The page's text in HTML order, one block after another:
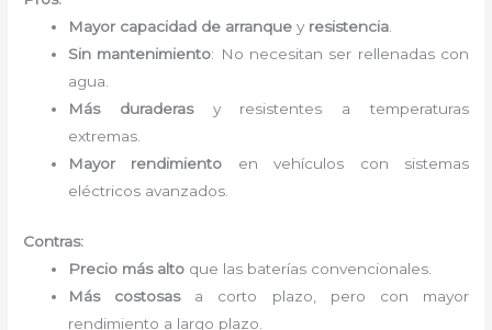
Mayor capacidad de arranque y resistencia.
Sin mantenimiento: No necesitan ser rellenadas con
agua.
Más duraderasy resistentes a temperaturas
extremas.
Mayor rendimiento en vehículos con sistemas
eléctricos avanzados.
Contras:
Precio más alto que las baterías convencionales.
Más costosasa corto plazo, pero con mayor
rendimiento a largo plazo.